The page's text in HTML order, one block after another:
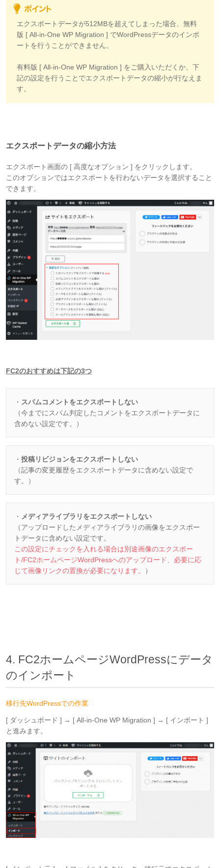
エクスポートデータが512MBを超えてしまった場合、無料
版 [ All-in-One WP Migration ] でWordPressデータのインポ
ートを行うことができません。
有料版 [ All-in-One WP Migration ] をご購入いただくか、下
記の設定を行うことでエクスポートデータの縮小が行なえま
す。
エクスポートデータの縮小方法
エクスポート画面の [ 高度なオプション ] をクリックします。
このオプションではエクスポートを行わないデータを選択すること
できます。
FC2のおすすめは下記の3つ
・ スパムコメントをエクスポートしない
（今までにスパム判定したコメントをエクスポートデータに
含めない設定です。）
・ 投稿リビジョンをエクスポートしない
（記事の変更履歴をエクスポートデータに含めない設定で
す。）
・ メディアライブラリをエクスポートしない
（アップロードしたメディアライブラリの画像をエクスポー
トデータに含めない設定です。
この設定にチェックを入れる場合は別途画像のエクスポー
ト/FC2ホームページWordPressへのアップロード、必要に応
じて画像リンクの置換が必要になります。
）
4. FC2ホームページWordPressにデータ
のインポート
移行先WordPressでの作業
[ ダッシュボード ] → [ All-in-One WP Migration ] → [ インポート ]
と進みます。